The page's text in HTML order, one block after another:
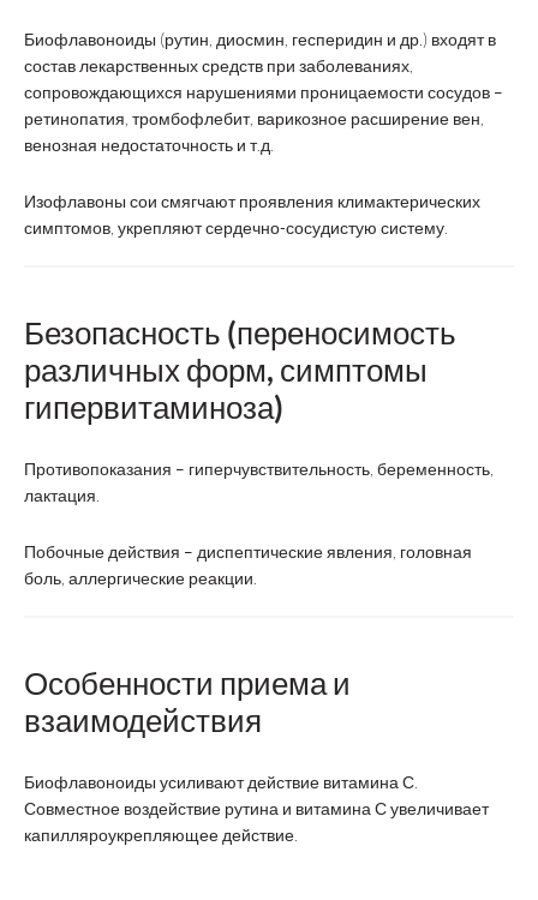
Биофлавоноиды (рутин, диосмин, гесперидин и др.) входят в
состав лекарственных средств при заболеваниях,
сопровождающихся нарушениями проницаемости сосудов –
ретинопатия, тромбофлебит, варикозное расширение вен,
венозная недостаточность и т.д.
Изофлавоны сои смягчают проявления климактерических
симптомов, укрепляют сердечно-сосудистую систему.
Безопасность (переносимость
различных форм, симптомы
гипервитаминоза)
Противопоказания – гиперчувствительность, беременность,
лактация.
Побочные действия – диспептические явления, головная
боль, аллергические реакции.
Особенности приема и
взаимодействия
Биофлавоноиды усиливают действие витамина С.
Совместное воздействие рутина и витамина С увеличивает
капилляроукрепляющее действие.